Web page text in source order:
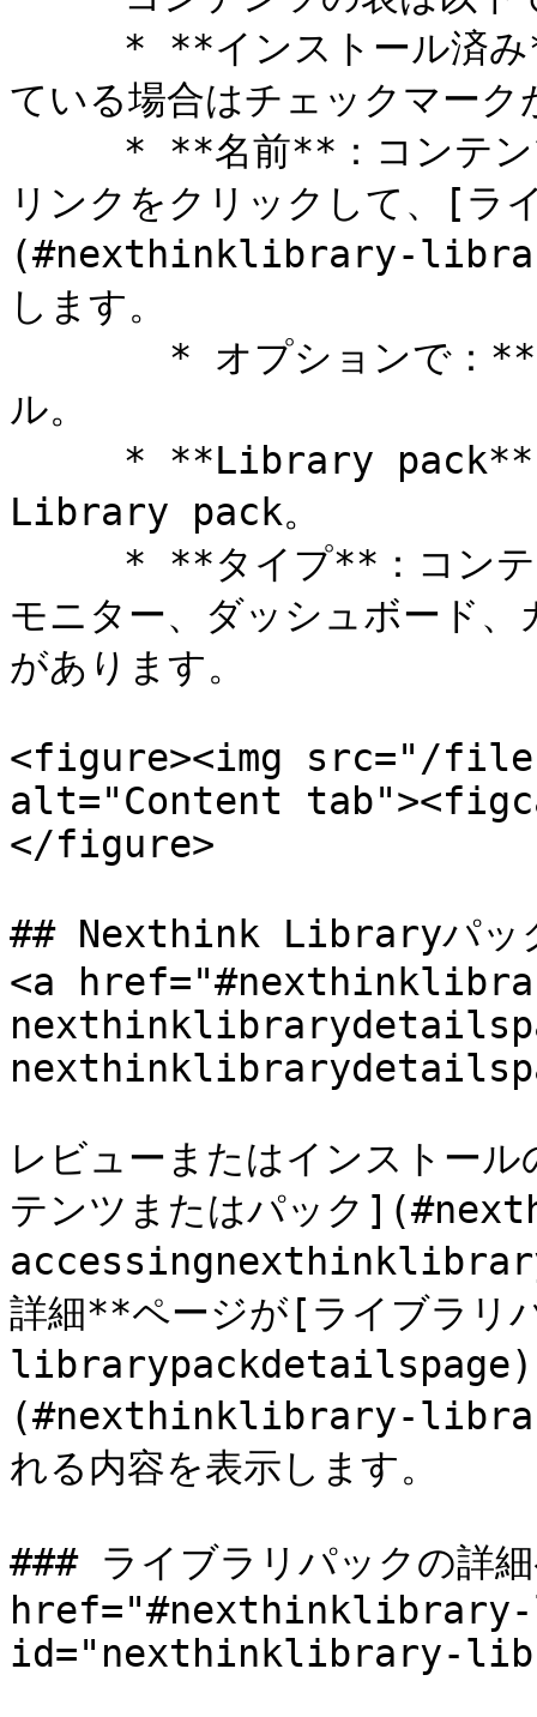
ている場合はチェックマーク
リンクをクリックして、[ラ
(#nexthinklibrary-
します。
ル。
Library pack。
モニター、ダッシュボード
があります。
<figure><img src="/files/
alt="Content
</figure>
## Nexthink Libraryパック
<a
レビューまたはインストー
テンツまたはパック
accessingnexthinklibrary)
詳細**ページが[ライブラ
librarypackdetailspage)
(#nexthinklibrary-
れる内容を表示します。
### ライブラリパックの詳
id="nexthinklibrary-